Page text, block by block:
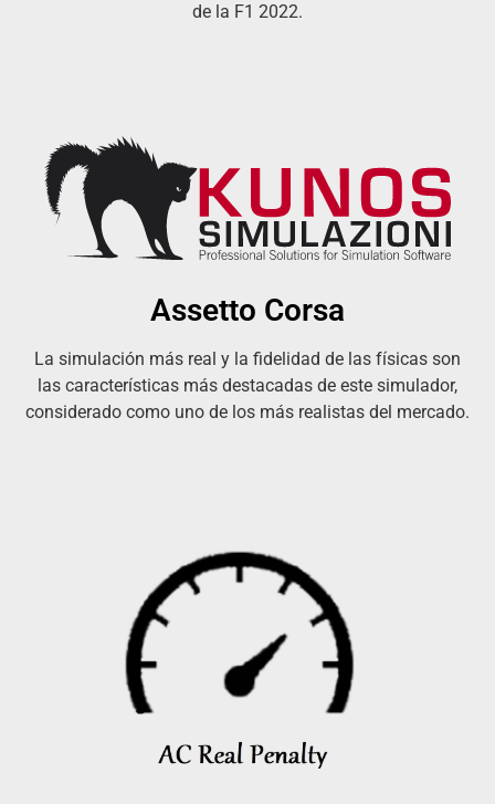
de la F1 2022.
Assetto Corsa
La simulación más real y la fidelidad de las físicas son
las características más destacadas de este simulador,
considerado como uno de los más realistas del mercado.